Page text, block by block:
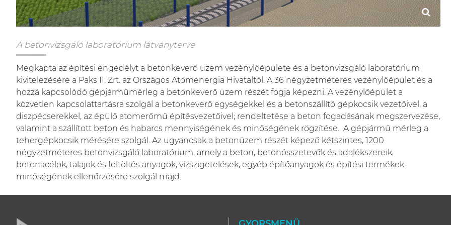
A betonvizsgáló laboratórium látványterve
Megkapta az építési engedélyt a betonkeverő üzem vezénylőépülete és a betonvizsgáló laboratórium
kivitelezésére a Paks II. Zrt. az Országos Atomenergia Hivataltól. A 36 négyzetméteres vezénylőépület és a
hozzá kapcsolódó gépjárműmérleg a betonkeverő üzem részét fogja képezni. A vezénylőépület a
közvetlen kapcsolattartásra szolgál a betonkeverő egységekkel és a betonszállító gépkocsik vezetőivel, a
diszpécserekkel, az épülő atomerőmű építésvezetőivel; rendeltetése a beton fogadásának megszervezése,
valamint a szállított beton és habarcs mennyiségének és minőségének rögzítése. A gépjármű mérleg a
tehergépkocsik mérésére szolgál. Az ugyancsak a betonüzem részét képező kétszintes, 1200
négyzetméteres betonvizsgáló laboratórium, amely a beton, betonösszetevők és adalékszereik,
betonacélok, talajok és feltöltés anyagok, vízszigetelések, egyéb építőanyagok és építési termékek
minőségének ellenőrzésére szolgál majd.